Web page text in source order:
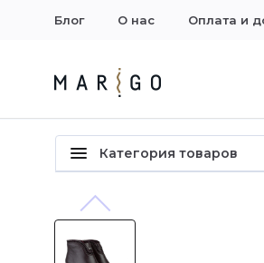
Блог О нас Оплата и
Категория товаров